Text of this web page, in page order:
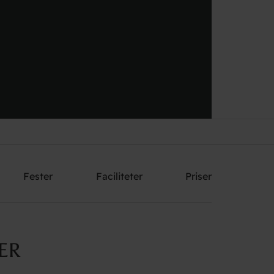
Fester Faciliteter Priser